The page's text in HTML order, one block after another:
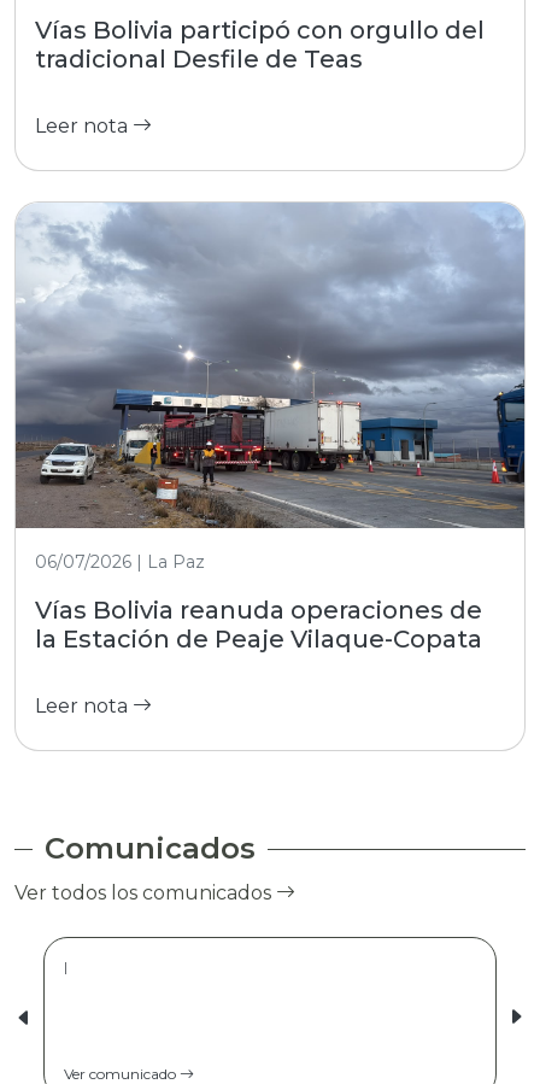
Vías Bolivia participó con orgullo del
tradicional Desfile de Teas
Leer nota
06/07/2026 | La Paz
Vías Bolivia reanuda operaciones de
la Estación de Peaje Vilaque-Copata
Leer nota
Comunicados
Ver todos los comunicados
|
Ver comunicado